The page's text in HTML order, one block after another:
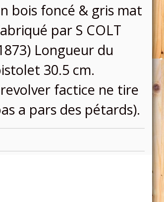
bois foncé & gris mat
par S COLT
Longueur du
30.5 cm.
factice ne tire
a pars des pétards).